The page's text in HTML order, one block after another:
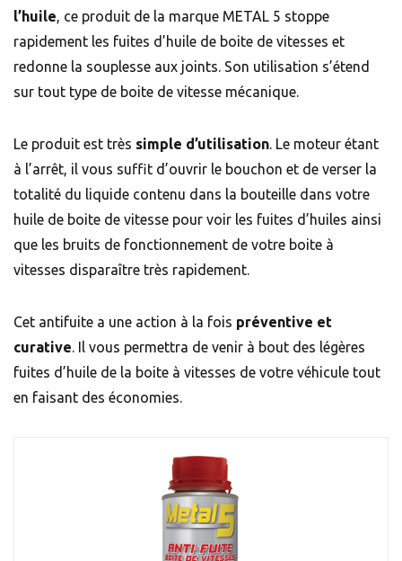
l’huile, ce produit de la marque METAL 5 stoppe
rapidement les fuites d’huile de boite de vitesses et
redonne la souplesse aux joints. Son utilisation s’étend
sur tout type de boite de vitesse mécanique.
Le produit est très simple d’utilisation. Le moteur étant
à l’arrêt, il vous suffit d’ouvrir le bouchon et de verser la
totalité du liquide contenu dans la bouteille dans votre
huile de boite de vitesse pour voir les fuites d’huiles ainsi
que les bruits de fonctionnement de votre boite à
vitesses disparaître très rapidement.
Cet antifuite a une action à la fois préventive et
curative. Il vous permettra de venir à bout des légères
fuites d’huile de la boite à vitesses de votre véhicule tout
en faisant des économies.